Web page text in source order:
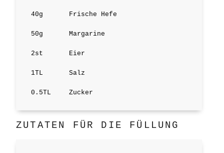
40g Frische Hefe
50g Margarine
2st Eier
1TL Salz
0.5TL Zucker
ZUTATEN FÜR DIE FÜLLUNG